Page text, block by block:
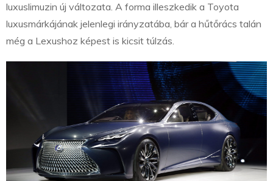
luxuslimuzin új változata. A forma illeszkedik a Toyota
luxusmárkájának jelenlegi irányzatába, bár a hűtőrács talán
még a Lexushoz képest is kicsit túlzás.